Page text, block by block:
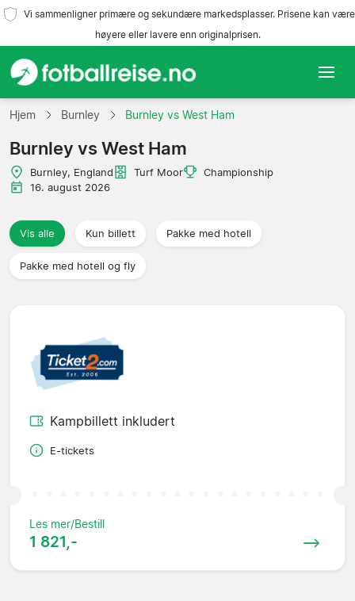
Vi sammenligner primære og sekundære markedsplasser. Prisene kan være
høyere eller lavere enn originalprisen.
Hjem
Lag
Ligaer
Reisebyråer
Hjem Burnley Burnley vs West Ham
Burnley vs West Ham
Burnley, England Turf Moor
Championship
16. august 2026
Vis alle Kun billett Pakke med hotell
Pakke med hotell og fly
Kampbillett inkludert
E-tickets
Les mer/Bestill
1 821,-